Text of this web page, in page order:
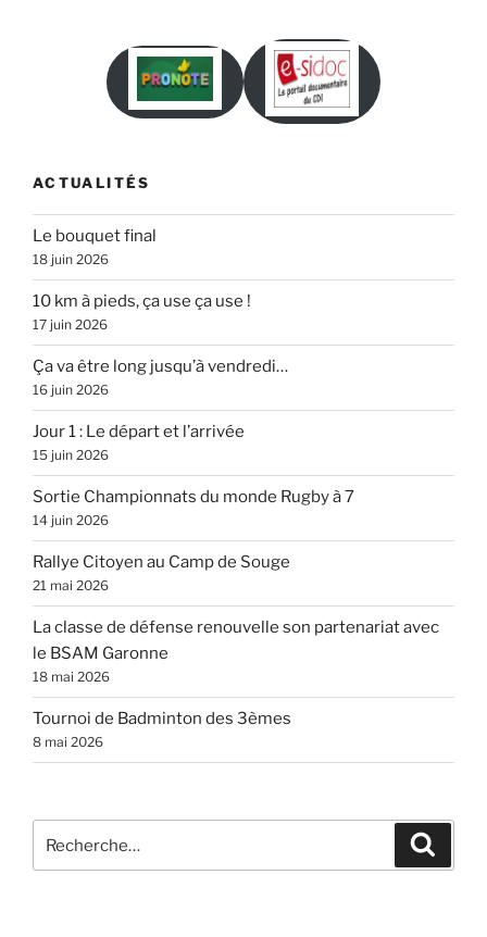
ACTUALITÉS
Le bouquet final
18 juin 2026
10 km à pieds, ça use ça use !
17 juin 2026
Ça va être long jusqu’à vendredi…
16 juin 2026
Jour 1 : Le départ et l’arrivée
15 juin 2026
Sortie Championnats du monde Rugby à 7
14 juin 2026
Rallye Citoyen au Camp de Souge
21 mai 2026
La classe de défense renouvelle son partenariat avec
le BSAM Garonne
18 mai 2026
Tournoi de Badminton des 3èmes
8 mai 2026
pour